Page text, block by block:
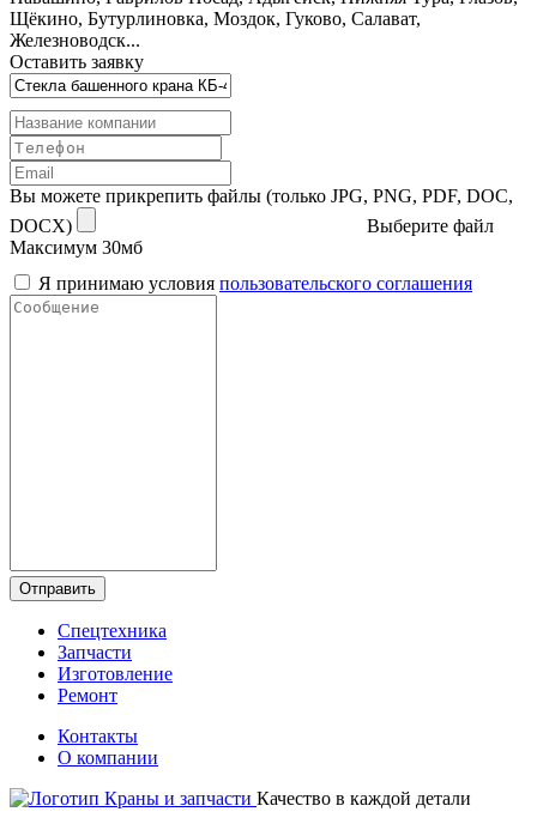
Щёкино, Бутурлиновка, Моздок, Гуково, Салават,
Железноводск...
Оставить заявку
Вы можете прикрепить файлы (только JPG, PNG, PDF, DOC,
DOCX)
Выберите файл
Максимум 30мб
Я принимаю условия пользовательского соглашения
Отправить
Спецтехника
Запчасти
Изготовление
Ремонт
Контакты
О компании
Качество в каждой детали